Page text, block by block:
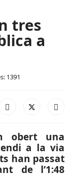
tres
a
1391
obert una
a la via
han passat
de l’1:48